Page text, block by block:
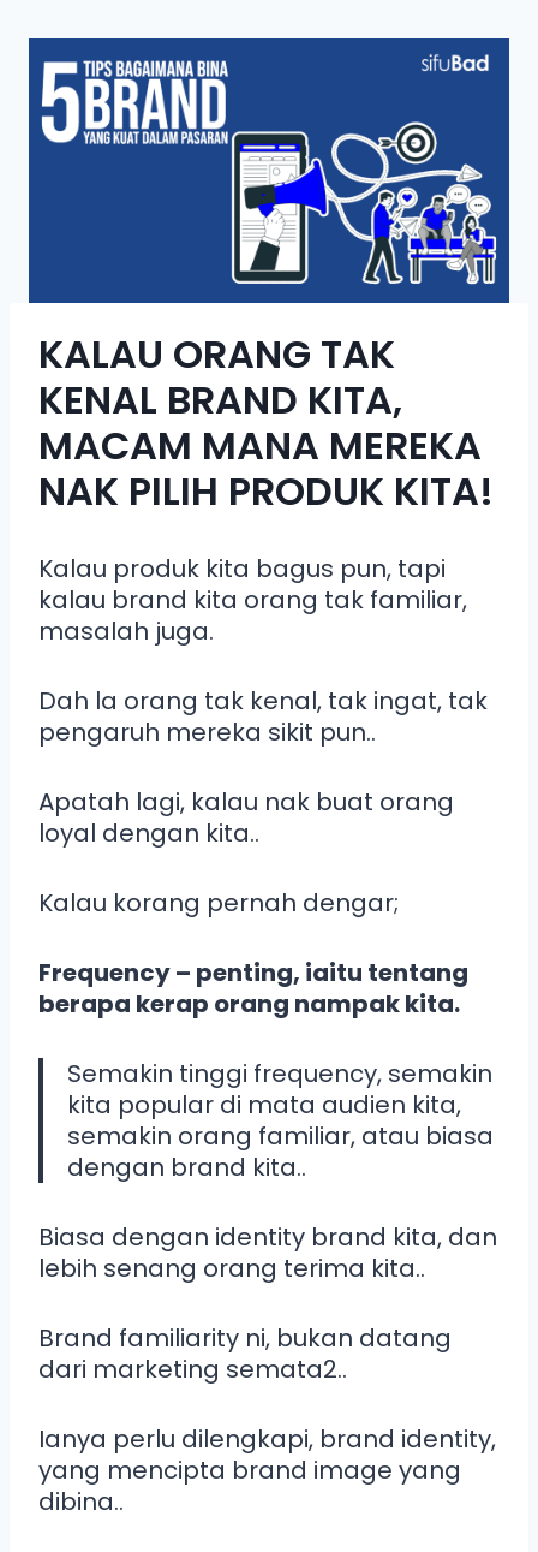
KALAU ORANG TAK
KENAL BRAND KITA,
MACAM MANA MEREKA
NAK PILIH PRODUK KITA!
Kalau produk kita bagus pun, tapi
kalau brand kita orang tak familiar,
masalah juga.
Dah la orang tak kenal, tak ingat, tak
pengaruh mereka sikit pun..
Apatah lagi, kalau nak buat orang
loyal dengan kita..
Kalau korang pernah dengar;
Frequency – penting, iaitu tentang
berapa kerap orang nampak kita.
Semakin tinggi frequency, semakin
kita popular di mata audien kita,
semakin orang familiar, atau biasa
dengan brand kita..
Biasa dengan identity brand kita, dan
lebih senang orang terima kita..
Brand familiarity ni, bukan datang
dari marketing semata2..
Ianya perlu dilengkapi, brand identity,
yang mencipta brand image yang
dibina..